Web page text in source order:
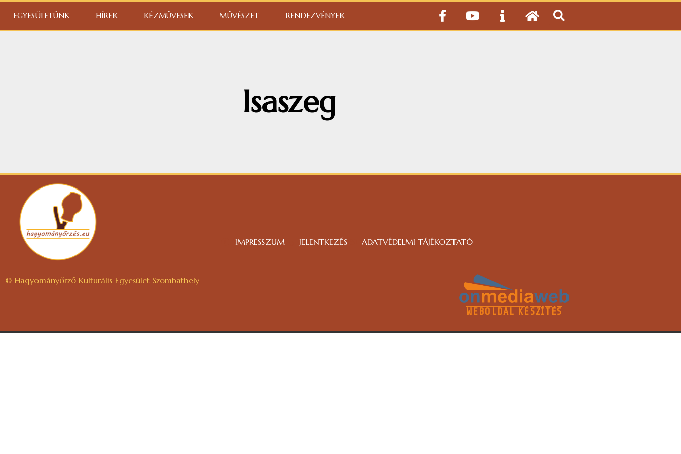
EGYESÜLETÜNK HÍREK KÉZMŰVESEK MŰVÉSZET RENDEZVÉNYEK
Isaszeg
IMPRESSZUM JELENTKEZÉS ADATVÉDELMI TÁJÉKOZTATÓ
© Hagyományőrző Kulturális Egyesület Szombathely
WEBOLDAL KÉSZÍTÉS